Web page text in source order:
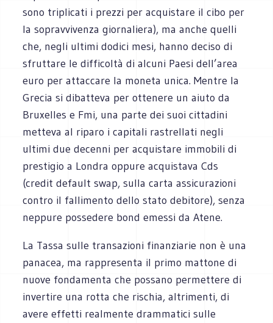
sono triplicati i prezzi per acquistare il cibo per
la sopravvivenza giornaliera), ma anche quelli
che, negli ultimi dodici mesi, hanno deciso di
sfruttare le difficoltà di alcuni Paesi dell’area
euro per attaccare la moneta unica. Mentre la
Grecia si dibatteva per ottenere un aiuto da
Bruxelles e Fmi, una parte dei suoi cittadini
metteva al riparo i capitali rastrellati negli
ultimi due decenni per acquistare immobili di
prestigio a Londra oppure acquistava Cds
(credit default swap, sulla carta assicurazioni
contro il fallimento dello stato debitore), senza
neppure possedere bond emessi da Atene.
La Tassa sulle transazioni finanziarie non è una
panacea, ma rappresenta il primo mattone di
nuove fondamenta che possano permettere di
invertire una rotta che rischia, altrimenti, di
avere effetti realmente drammatici sulle